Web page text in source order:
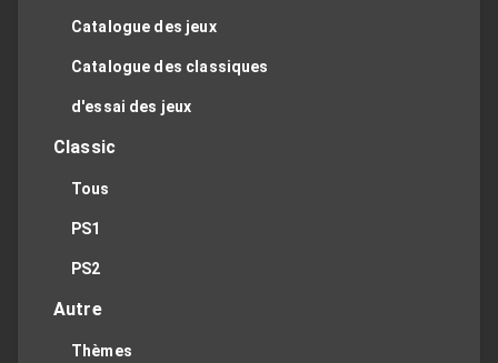
Catalogue des jeux
Catalogue des classiques
d'essai des jeux
Classic
Tous
PS1
PS2
Autre
Thèmes